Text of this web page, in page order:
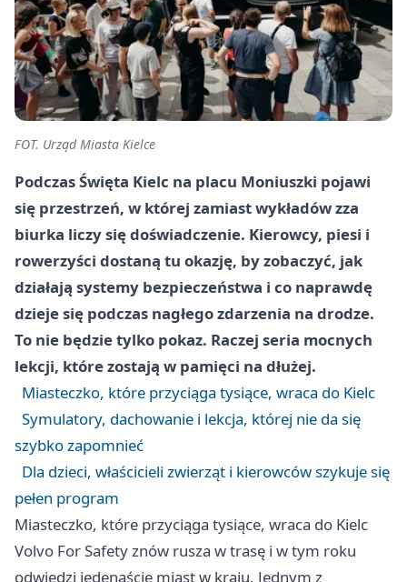
FOT. Urząd Miasta Kielce
Podczas Święta Kielc na placu Moniuszki pojawi
się przestrzeń, w której zamiast wykładów zza
biurka liczy się doświadczenie. Kierowcy, piesi i
rowerzyści dostaną tu okazję, by zobaczyć, jak
działają systemy bezpieczeństwa i co naprawdę
dzieje się podczas nagłego zdarzenia na drodze.
To nie będzie tylko pokaz. Raczej seria mocnych
lekcji, które zostają w pamięci na dłużej.
Miasteczko, które przyciąga tysiące, wraca do Kielc
Symulatory, dachowanie i lekcja, której nie da się
szybko zapomnieć
Dla dzieci, właścicieli zwierząt i kierowców szykuje się
pełen program
Miasteczko, które przyciąga tysiące, wraca do Kielc
Volvo For Safety znów rusza w trasę i w tym roku
odwiedzi jedenaście miast w kraju. Jednym z